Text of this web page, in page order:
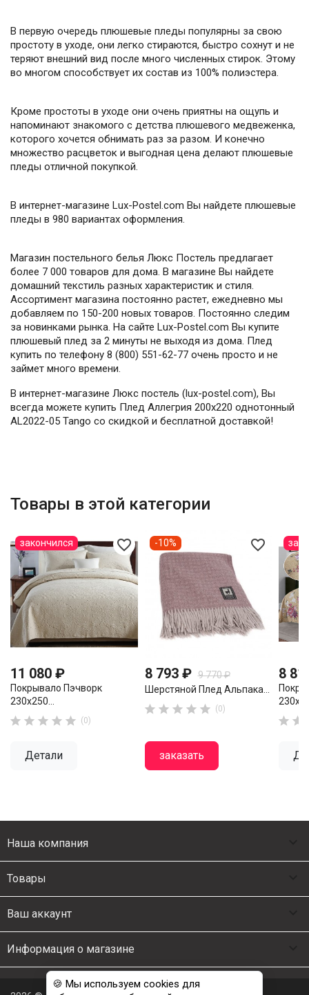
В первую очередь плюшевые пледы популярны за свою
простоту в уходе, они легко стираются, быстро сохнут и не
теряют внешний вид после много численных стирок. Этому
во многом способствует их состав из 100% полиэстера.
Кроме простоты в уходе они очень приятны на ощупь и
напоминают знакомого с детства плюшевого медвеженка,
которого хочется обнимать раз за разом. И конечно
множество расцветок и выгодная цена делают плюшевые
пледы отличной покупкой.
В интернет-магазине Lux-Postel.com Вы найдете плюшевые
пледы в 980 вариантах оформления.
Магазин постельного белья Люкс Постель предлагает
более 7 000 товаров для дома. В магазине Вы найдете
домашний текстиль разных характеристик и стиля.
Ассортимент магазина постоянно растет, ежедневно мы
добавляем по 150-200 новых товаров. Постоянно следим
за новинками рынка. На сайте Lux-Postel.com Вы купите
плюшевый плед за 2 минуты не выходя из дома. Плед
купить по телефону 8 (800) 551-62-77 очень просто и не
займет много времени.
В интернет-магазине Люкс постель (lux-postel.com), Вы
всегда можете купить Плед Аллегрия 200х220 однотонный
AL2022-05 Tango со скидкой и бесплатной доставкой!
Товары в этой категории
favorite_border
11 080 ₽
Покрывало Пэчворк
230х250...
     (0)
Детали
закончился favorite_border
8 793 ₽ 9 770 ₽
Шерстяной Плед Альпака...
     (0)
заказать
-10%
8
 
Наша компания
Товары
Ваш аккаунт
Информация о магазине
🍪 Мы используем cookies для